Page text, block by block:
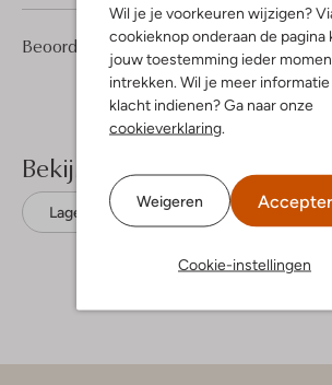
Wil je je voorkeuren wijzigen?
cookieknop onderaan de pagina
jouw toestemming ieder
intrekken. Wil je meer
klacht indienen? Ga naar onze
cookieverklaring.
Weigeren
Cookie-instellingen
Beoordelingen (1) 5 /5
1
5
Sterren
Bekijk meer
Lage sneakers Tommy Jeans